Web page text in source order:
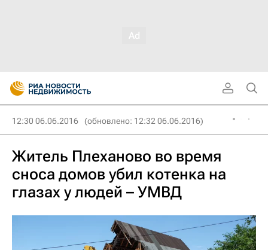
12:30 06.06.2016 (обновлено: 12:32 06.06.2016)
Житель Плеханово во время
сноса домов убил котенка на
глазах у людей – УМВД